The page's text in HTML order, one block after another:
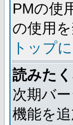
PMの使
の使用
トップ
読みた
次期バ
機能を